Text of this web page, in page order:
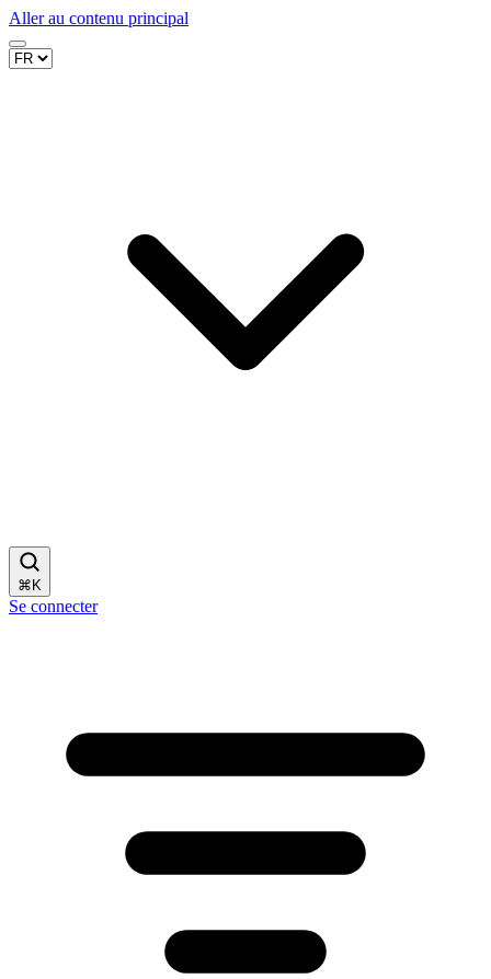
Aller au contenu principal
⌘ K
Se connecter